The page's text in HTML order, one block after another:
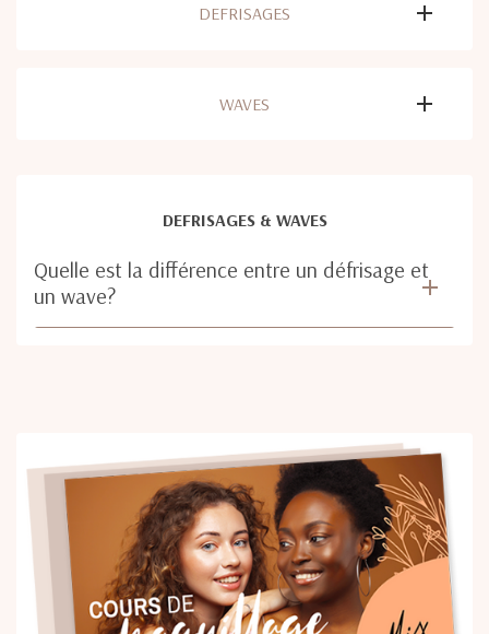
DEFRISAGES
WAVES
DEFRISAGES & WAVES
Quelle est la différence entre un défrisage et
un wave?